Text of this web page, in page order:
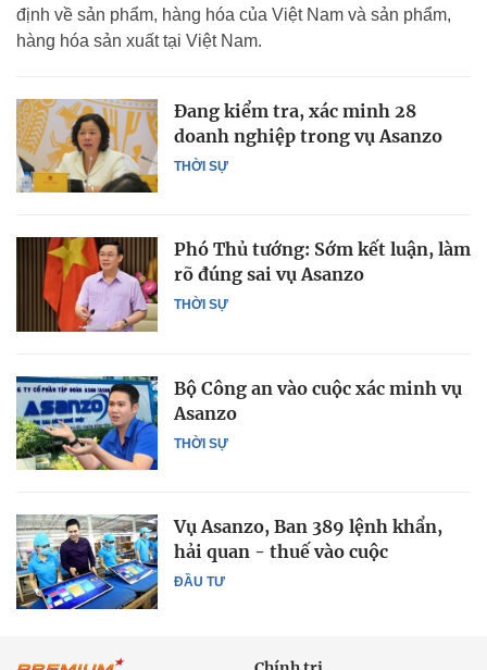
định về sản phẩm, hàng hóa của Việt Nam và sản phẩm,
hàng hóa sản xuất tại Việt Nam.
THỜI SỰ
Đang kiểm tra, xác minh 28
doanh nghiệp trong vụ Asanzo
THỜI SỰ
Phó Thủ tướng: Sớm kết luận, làm
rõ đúng sai vụ Asanzo
THỜI SỰ
Bộ Công an vào cuộc xác minh vụ
Asanzo
ĐẦU TƯ
Vụ Asanzo, Ban 389 lệnh khẩn,
hải quan - thuế vào cuộc